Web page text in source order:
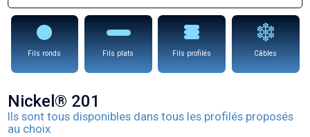
Fils ronds Fils plats Fils profilés Câbles
Nickel® 201
Ils sont tous disponibles dans tous les profilés proposés
au choix